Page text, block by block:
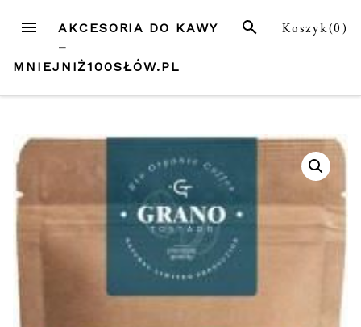
treści
MENU Koszyk(0)
SZUKAJ
AKCESORIA DO KAWY
–
MNIEJNIŻ100SŁÓW.PL